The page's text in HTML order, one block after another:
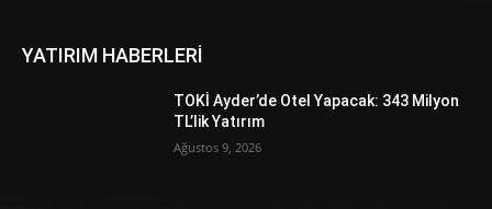
YATIRIM HABERLERİ
TOKİ Ayder’de Otel Yapacak: 343 Milyon
TL’lik Yatırım
Ağustos 9, 2026